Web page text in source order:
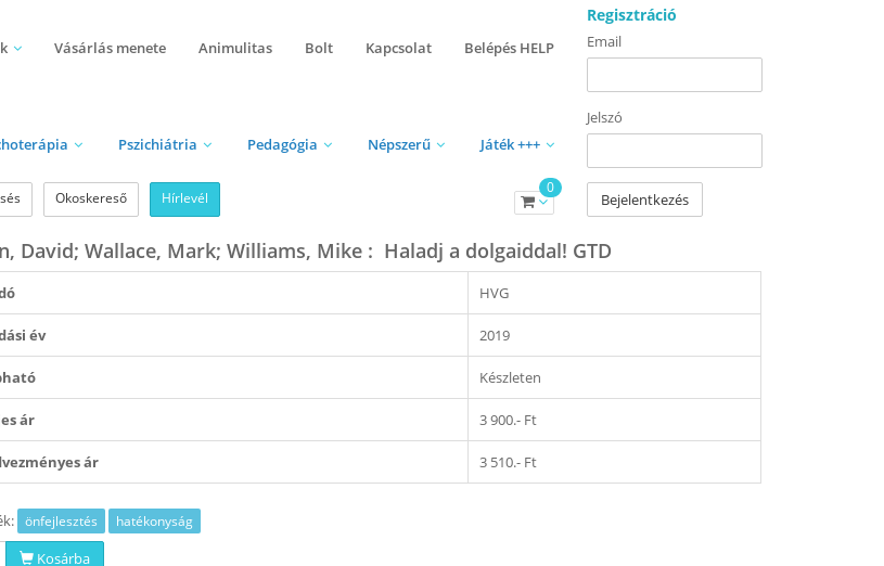
Vásárlás menete Animulitas Bolt Kapcsolat Belépés HELP
Pszichiátria Pedagógia Népszerű Játék +++
Okoskereső Hírlevél
0
Regisztráció
Email
Jelszó
Bejelentkezés
David; Wallace, Mark; Williams, Mike : ​Haladj a dolgaiddal! GTD
HVG
év 2019
Készleten
ár 3 900.- Ft
ár 3 510.- Ft
önfejlesztés hatékonyság
Kosárba